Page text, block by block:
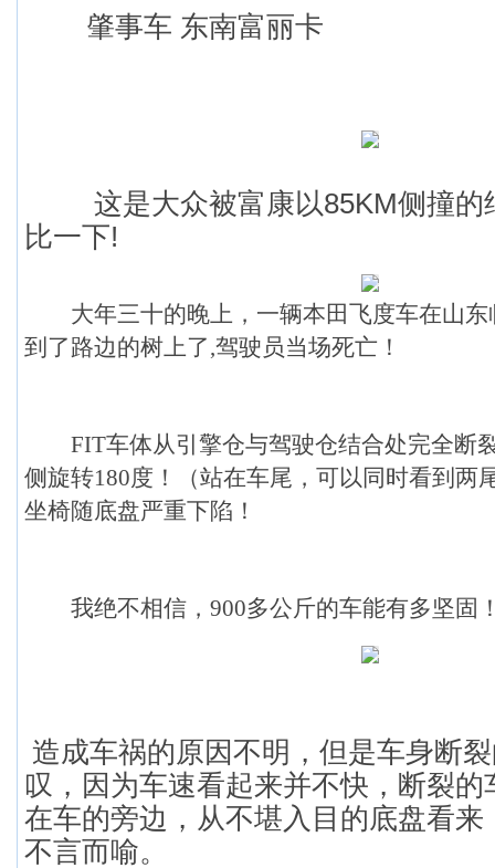
肇事车 东南富丽卡
这是大众被富康以85KM侧撞的
比一下!
大年三十的晚上，一辆本田飞度车在山东
到了路边的树上了,驾驶员当场死亡！
FIT车体从引擎仓与驾驶仓结合处完全断
侧旋转180度！（站在车尾，可以同时看到两
坐椅随底盘严重下陷！
我绝不相信，900多公斤的车能有多坚固
造成车祸的原因不明，但是车身断
叹，因为车速看起来并不快，断裂
在车的旁边，从不堪入目的底盘看来
不言而喻。